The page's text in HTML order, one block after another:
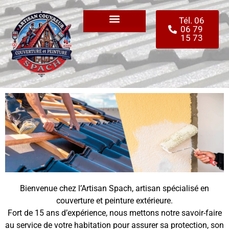
Tél. 06
06 79
15 73
Bienvenue chez l’Artisan Spach, artisan spécialisé en
couverture et peinture extérieure.
Fort de 15 ans d’expérience, nous mettons notre savoir-faire
au service de votre habitation pour assurer sa protection, son